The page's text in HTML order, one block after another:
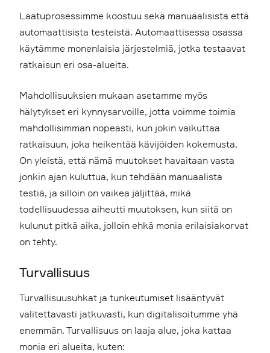
Laatuprosessimme koostuu sekä manuaalisista että
automaattisista testeistä. Automaattisessa osassa
käytämme monenlaisia järjestelmiä, jotka testaavat
ratkaisun eri osa-alueita.
Mahdollisuuksien mukaan asetamme myös
hälytykset eri kynnysarvoille, jotta voimme toimia
mahdollisimman nopeasti, kun jokin vaikuttaa
ratkaisuun, joka heikentää kävijöiden kokemusta.
On yleistä, että nämä muutokset havaitaan vasta
jonkin ajan kuluttua, kun tehdään manuaalista
testiä, ja silloin on vaikea jäljittää, mikä
todellisuudessa aiheutti muutoksen, kun siitä on
kulunut pitkä aika, jolloin ehkä monia erilaisiakorvat
on tehty.
Turvallisuus
Turvallisuusuhkat ja tunkeutumiset lisääntyvät
valitettavasti jatkuvasti, kun digitalisoitumme yhä
enemmän. Turvallisuus on laaja alue, joka kattaa
monia eri alueita, kuten: